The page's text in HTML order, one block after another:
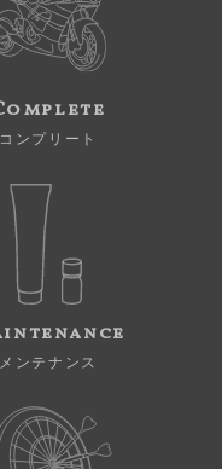
コンプリート
メンテナンス